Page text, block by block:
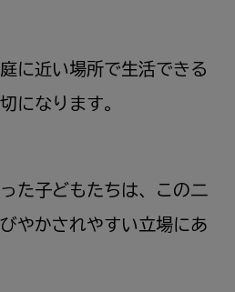
に近い場所で生活できる
になります。
た子どもたちは、この二
やかされやすい立場にあ